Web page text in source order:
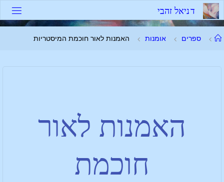
דניאל זהבי
ספרים אומנות האמנות לאור חוכמת המיסטריות
האמנות לאור
חוכמת